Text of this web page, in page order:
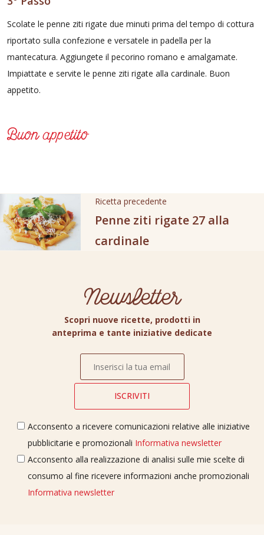
Scolate le penne ziti rigate due minuti prima del tempo di cottura
riportato sulla confezione e versatele in padella per la
mantecatura. Aggiungete il pecorino romano e amalgamate.
Impiattate e servite le penne ziti rigate alla cardinale. Buon
appetito.
Buon appetito
Ricetta precedente
Penne ziti rigate 27 alla
cardinale
Newsletter
Scopri nuove ricette, prodotti in
anteprima e tante iniziative dedicate
Acconsento a ricevere comunicazioni relative alle iniziative
pubblicitarie e promozionali Informativa newsletter
Acconsento alla realizzazione di analisi sulle mie scelte di
consumo al fine ricevere informazioni anche promozionali
Informativa newsletter